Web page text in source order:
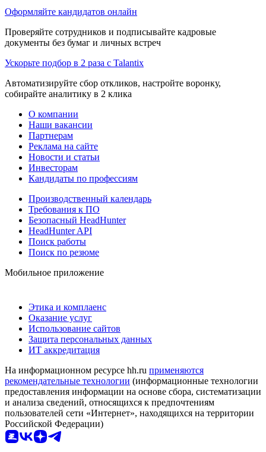
Оформляйте кандидатов онлайн
Проверяйте сотрудников и подписывайте кадровые
документы без бумаг и личных встреч
Ускорьте подбор в 2 раза с Talantix
Автоматизируйте сбор откликов, настройте воронку,
собирайте аналитику в 2 клика
О компании
Наши вакансии
Партнерам
Реклама на сайте
Новости и статьи
Инвесторам
Кандидаты по профессиям
Производственный календарь
Требования к ПО
Безопасный HeadHunter
HeadHunter API
Поиск работы
Поиск по резюме
Мобильное приложение
Этика и комплаенс
Оказание услуг
Использование сайтов
Защита персональных данных
ИТ аккредитация
На информационном ресурсе hh.ru применяются
рекомендательные технологии (информационные технологии
предоставления информации на основе сбора, систематизации
и анализа сведений, относящихся к предпочтениям
пользователей сети «Интернет», находящихся на территории
Российской Федерации)